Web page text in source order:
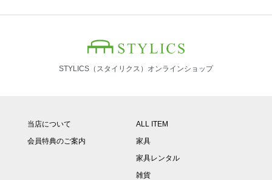
STYLICS（スタイリクス）オンラインショップ
当店について
会員特典のご案内
ALL ITEM
家具
家具レンタル
雑貨